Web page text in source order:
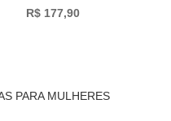
R$ 177,90
PARA MULHERES